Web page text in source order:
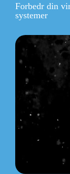
Forbedr din
systemer